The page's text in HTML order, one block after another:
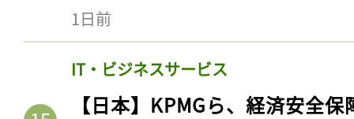
1日前
IT・ビジネスサービス
【日本】KPMGら、経済安全